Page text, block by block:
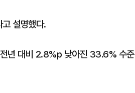
설명했다.
년 대비 2.8%p 낮아진 33.6% 수준